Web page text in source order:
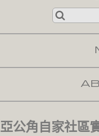
Search
for:
SKIP TO CONTENT
亞公角自家社區